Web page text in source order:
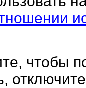
чтобы